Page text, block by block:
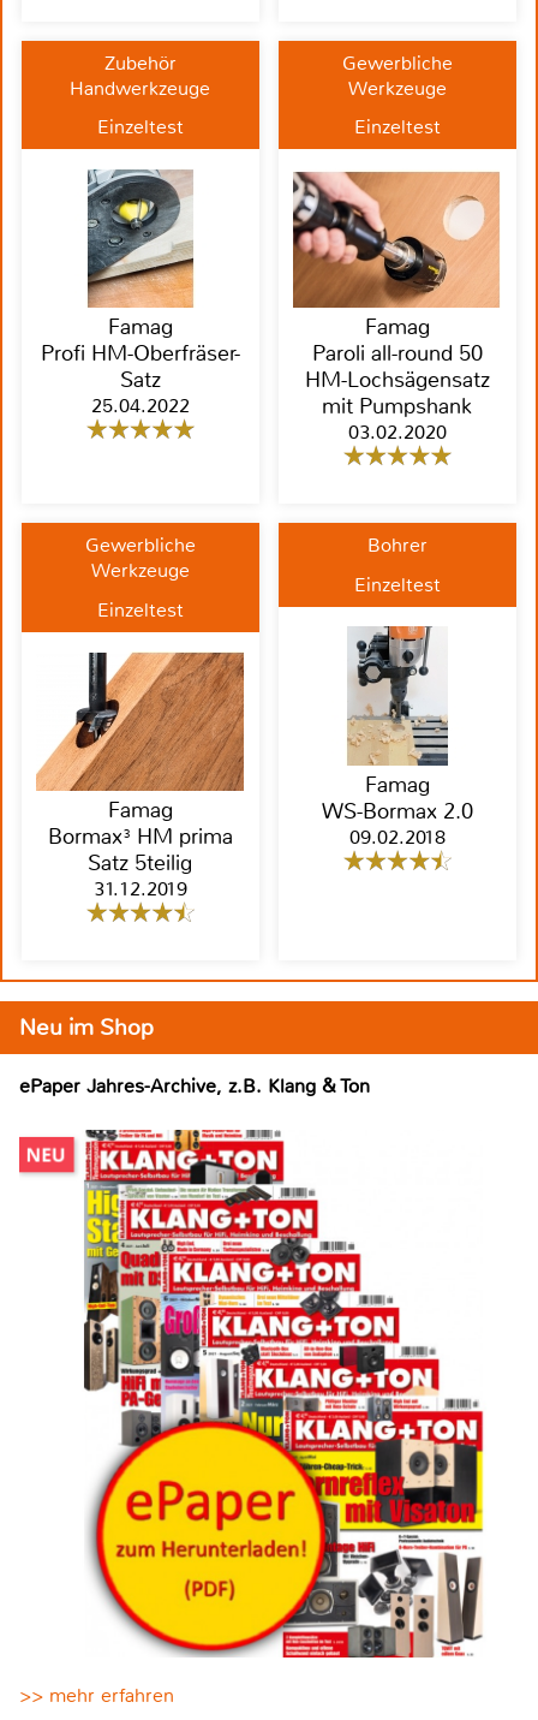
Zubehör
Handwerkzeuge
Einzeltest
Famag
Profi HM-Oberfräser-
Satz
25.04.2022
Gewerbliche
Werkzeuge
Einzeltest
Famag
Paroli all-round 50
HM-Lochsägensatz
mit Pumpshank
03.02.2020
Gewerbliche
Werkzeuge
Einzeltest
Famag
Bormax³ HM prima
Satz 5teilig
31.12.2019
Bohrer
Einzeltest
Famag
WS-Bormax 2.0
09.02.2018
Neu im Shop
ePaper Jahres-Archive, z.B. Klang & Ton
>> mehr erfahren